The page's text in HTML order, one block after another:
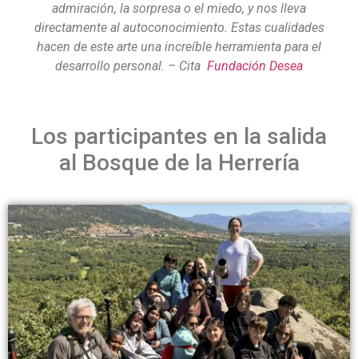
admiración, la sorpresa o el miedo, y nos lleva
directamente al autoconocimiento. Estas cualidades
hacen de este arte una increíble herramienta para el
desarrollo personal. – Cita Fundación Desea
Los participantes en la salida
al Bosque de la Herrería